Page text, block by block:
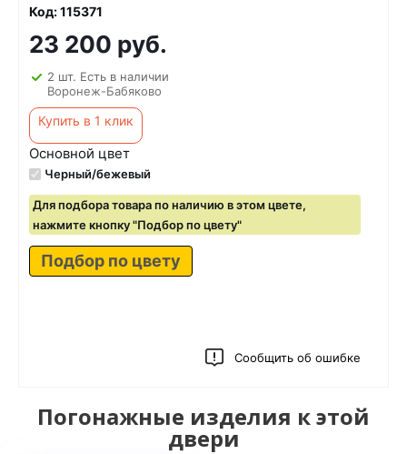
Код: 115371
23 200 руб.
2 шт. Есть в наличии
Воронеж-Бабяково
Купить в 1 клик
Основной цвет
Черный/бежевый
Для подбора товара по наличию в этом цвете,
нажмите кнопку "Подбор по цвету"
Подбор по цвету
Сообщить об ошибке
Погонажные изделия к этой
двери